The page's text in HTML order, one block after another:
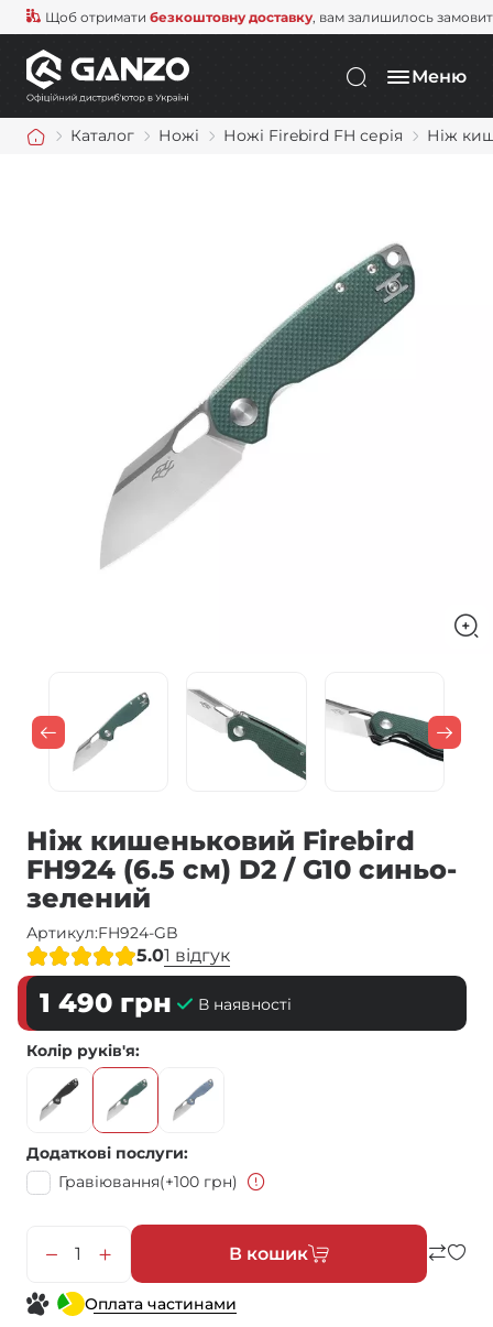
Щоб отримати безкоштовну доставку, вам залишилось
Меню
Каталог Ножі Ножі Firebird FH серія Ніж
Ніж кишеньковий Firebird
FH924 (6.5 см) D2 / G10 синьо-
зелений
Артикул:FH924-GB
5.01 відгук
1 490 грн В наявності
Колір руків'я
Додаткові послуги
Гравіювання(+100 грн)
В кошик
Оплата частинами